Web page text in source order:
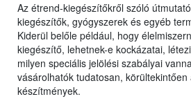
Az étrend-kiegészítőkről szóló
kiegészítők, gyógyszerek és egyéb
Kiderül belőle például, hogy
kiegészítő, lehetnek-e kockázatai,
milyen speciális jelölési szabályai
vásárolhatók tudatosan, körültekintően
készítmények.